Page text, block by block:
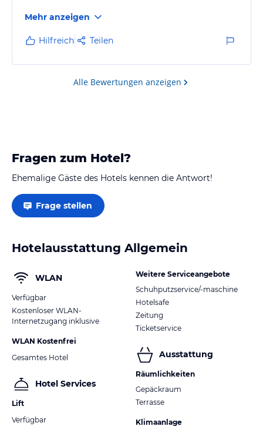
Mehr anzeigen
Hilfreich Teilen
Alle Bewertungen anzeigen
Fragen zum Hotel?
Ehemalige Gäste des Hotels kennen die Antwort!
Frage stellen
Hotelausstattung Allgemein
WLAN
Verfügbar
Kostenloser WLAN-
Internetzugang inklusive
WLAN Kostenfrei
Gesamtes Hotel
Hotel Services
Lift
Verfügbar
Weitere Serviceangebote
Schuhputzservice/-maschine
Hotelsafe
Zeitung
Ticketservice
Ausstattung
Räumlichkeiten
Gepäckraum
Terrasse
Klimaanlage